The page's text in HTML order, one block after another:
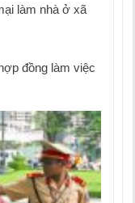
làm nhà ở xã
đồng làm việc